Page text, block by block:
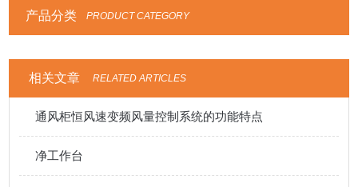
产品分类 PRODUCT CATEGORY
相关文章 RELATED ARTICLES
通风柜恒风速变频风量控制系统的功能特点
净工作台